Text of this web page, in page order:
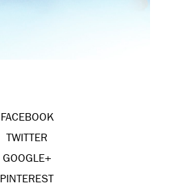
FACEBOOK
TWITTER
GOOGLE+
PINTEREST